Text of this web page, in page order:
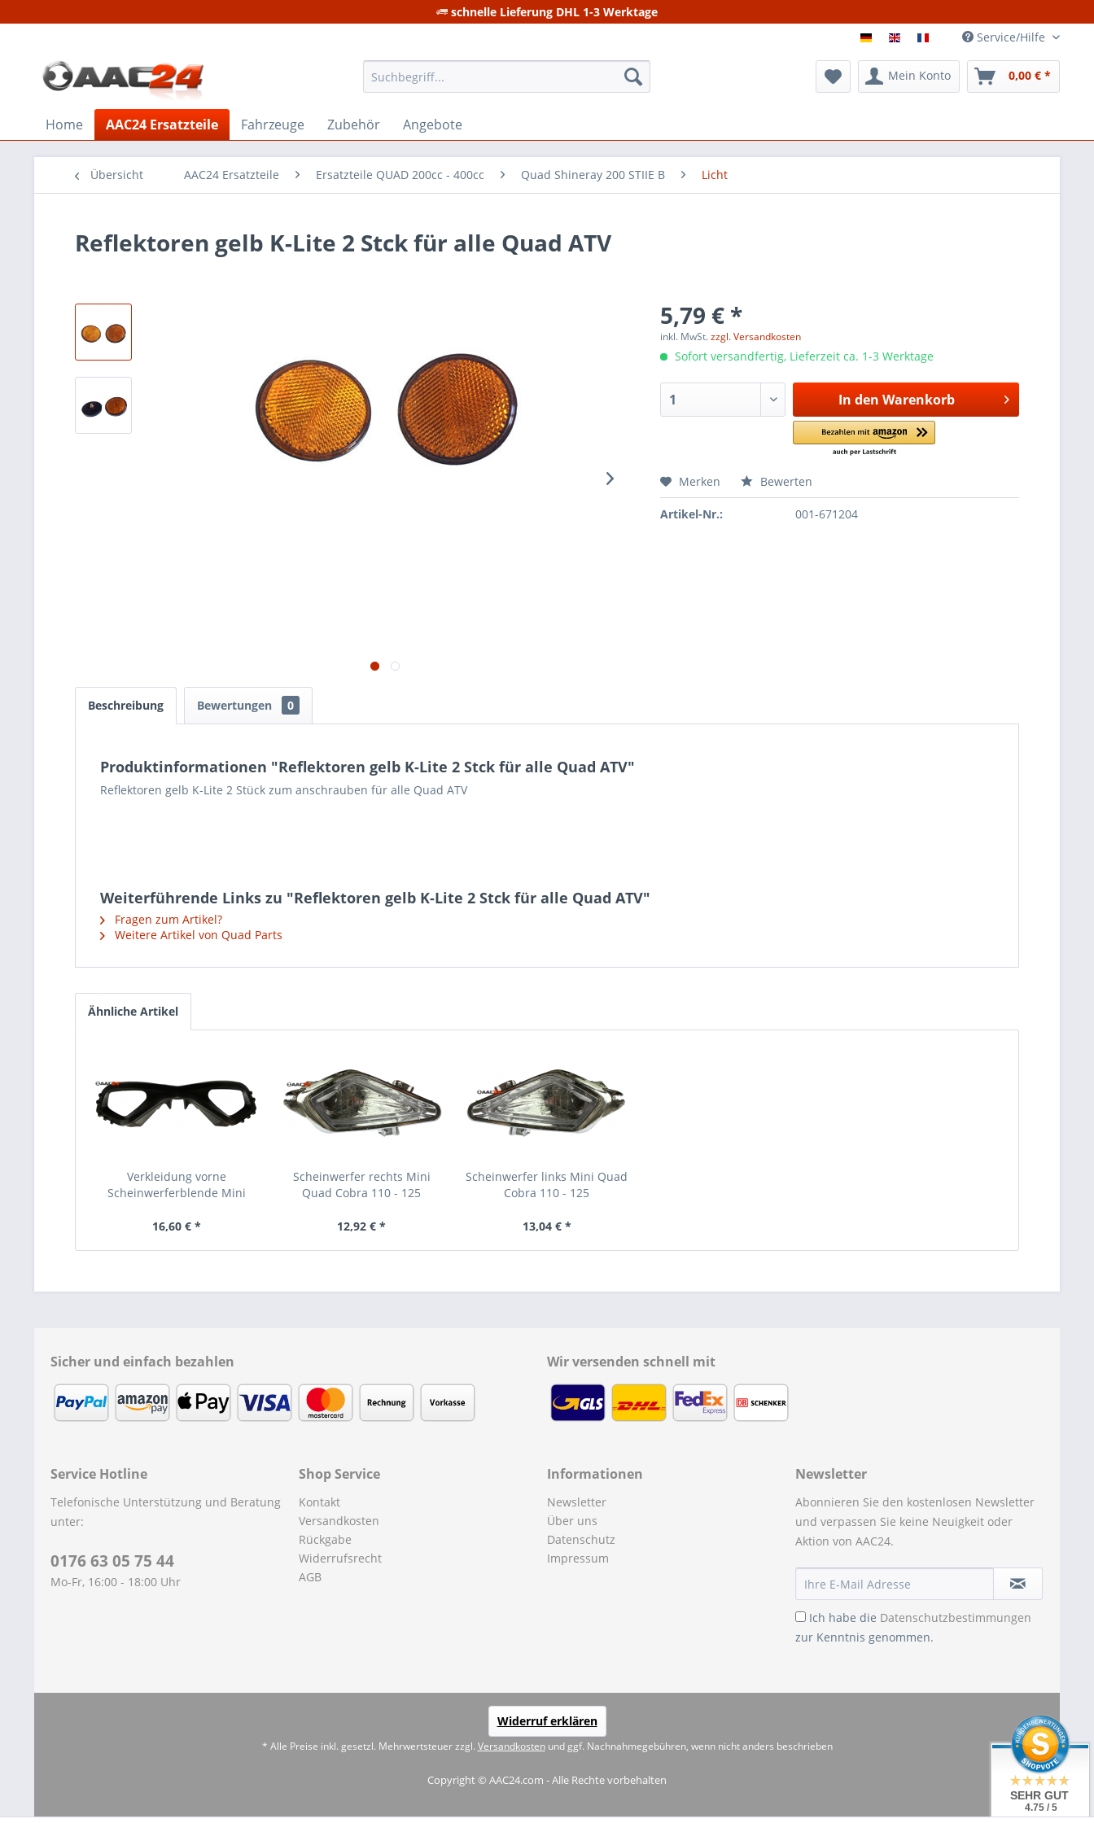
schnelle Lieferung DHL 1-3 Werktage
Service/Hilfe
Mein Konto 0,00 € *
Home AAC24 Ersatzteile Fahrzeuge Zubehör Angebote
Übersicht AAC24 Ersatzteile Ersatzteile QUAD 200cc - 400cc Quad Shineray 200 STIIE B Licht
Reflektoren gelb K-Lite 2 Stck für alle Quad ATV
5,79 € *
inkl. MwSt.zzgl. Versandkosten
Sofort versandfertig, Lieferzeit ca. 1-3 Werktage
In den Warenkorb
Merken Bewerten
Artikel-Nr.: 001-671204
Beschreibung Bewertungen 0
Produktinformationen "Reflektoren gelb K-Lite 2 Stck für alle Quad ATV"
Reflektoren gelb K-Lite 2 Stück zum anschrauben für alle Quad ATV
Weiterführende Links zu "Reflektoren gelb K-Lite 2 Stck für alle Quad ATV"
Fragen zum Artikel?
Weitere Artikel von Quad Parts
Ähnliche Artikel
Verkleidung vorne
Scheinwerferblende Mini
16,60 € *
Scheinwerfer rechts Mini
Quad Cobra 110 - 125
12,92 € *
Scheinwerfer links Mini Quad
Cobra 110 - 125
13,04 € *
Sicher und einfach bezahlen Wir versenden schnell mit
Service Hotline
Telefonische Unterstützung und Beratung
unter:
0176 63 05 75 44
Mo-Fr, 16:00 - 18:00 Uhr
Shop Service
Kontakt
Versandkosten
Rückgabe
Widerrufsrecht
AGB
Informationen
Newsletter
Über uns
Datenschutz
Impressum
Newsletter
Abonnieren Sie den kostenlosen Newsletter
und verpassen Sie keine Neuigkeit oder
Aktion von AAC24.
Ich habe die Datenschutzbestimmungen
zur Kenntnis genommen.
Widerruf erklären
* Alle Preise inkl. gesetzl. Mehrwertsteuer zzgl. Versandkostenund ggf. Nachnahmegebühren, wenn nicht anders beschrieben
Copyright © AAC24.com - Alle Rechte vorbehalten
SEHR GUT
4.75 / 5